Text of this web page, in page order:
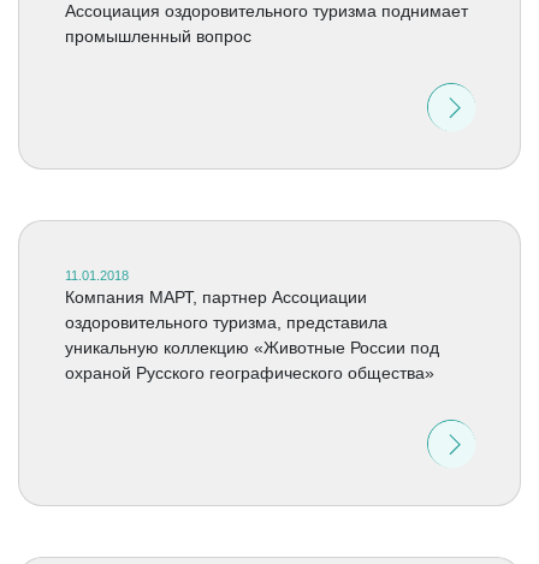
Ассоциация оздоровительного туризма поднимает
промышленный вопрос
11.01.2018
Компания МАРТ, партнер Ассоциации
оздоровительного туризма, представила
уникальную коллекцию «Животные России под
охраной Русского географического общества»